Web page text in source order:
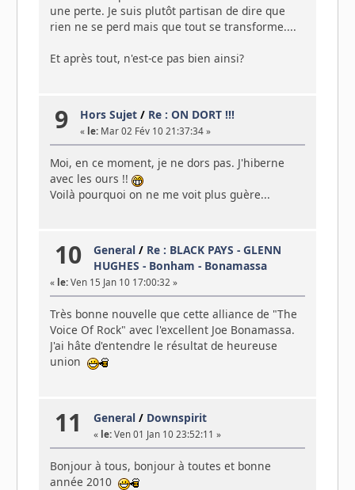
une perte. Je suis plutôt partisan de dire que
rien ne se perd mais que tout se transforme....
Et après tout, n'est-ce pas bien ainsi?
9 Hors Sujet / Re : ON DORT !!!
« le: Mar 02 Fév 10 21:37:34 »
Moi, en ce moment, je ne dors pas. J'hiberne
avec les ours !!
Voilà pourquoi on ne me voit plus guère...
10 General / Re : BLACK PAYS - GLENN
HUGHES - Bonham - Bonamassa
« le:Ven 15 Jan 10 17:00:32 »
Très bonne nouvelle que cette alliance de "The
Voice Of Rock" avec l'excellent Joe Bonamassa.
J'ai hâte d'entendre le résultat de heureuse
union
11 General / Downspirit
« le: Ven 01 Jan 10 23:52:11 »
Bonjour à tous, bonjour à toutes et bonne
année 2010